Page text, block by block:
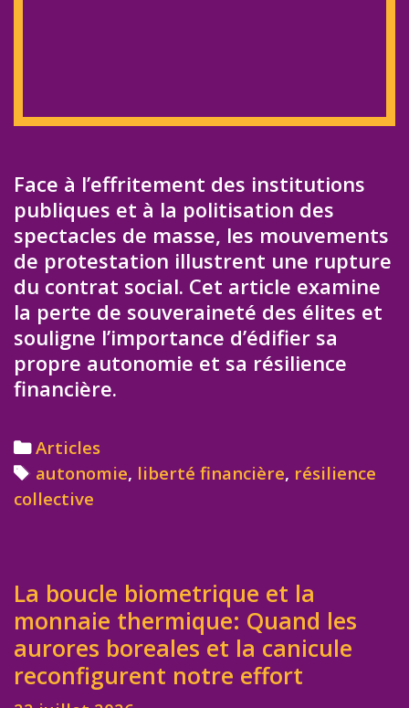
Face à l’effritement des institutions
publiques et à la politisation des
spectacles de masse, les mouvements
de protestation illustrent une rupture
du contrat social. Cet article examine
la perte de souveraineté des élites et
souligne l’importance d’édifier sa
propre autonomie et sa résilience
financière.
Categories
Articles
Tags
autonomie, liberté financière, résilience
collective
La boucle biometrique et la
monnaie thermique: Quand les
aurores boreales et la canicule
reconfigurent notre effort